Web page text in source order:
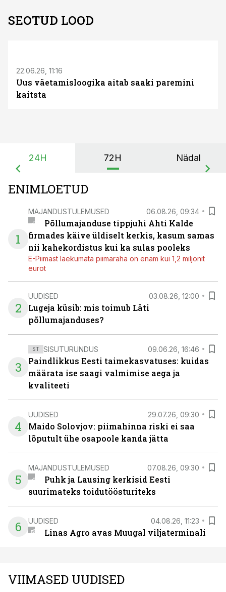
SEOTUD LOOD
22.06.26, 11:16
Uus väetamisloogika aitab saaki paremini
kaitsta
24H 72H Nädal
ENIMLOETUD
1
MAJANDUSTULEMUSED 06.08.26, 09:34
Põllumajanduse tippjuhi Ahti Kalde
firmades käive üldiselt kerkis, kasum samas
nii kahekordistus kui ka sulas pooleks
E-Piimast laekumata piimaraha on enam kui 1,2 miljonit
eurot
2
UUDISED 03.08.26, 12:00
Lugeja küsib: mis toimub Läti
põllumajanduses?
3
ST SISUTURUNDUS 09.06.26, 16:46
Paindlikkus Eesti taimekasvatuses: kuidas
määrata ise saagi valmimise aega ja
kvaliteeti
4
UUDISED 29.07.26, 09:30
Maido Solovjov: piimahinna riski ei saa
lõputult ühe osapoole kanda jätta
5
MAJANDUSTULEMUSED 07.08.26, 09:30
Puhk ja Lausing kerkisid Eesti
suurimateks toidutöösturiteks
6 UUDISED 04.08.26, 11:23
Linas Agro avas Muugal viljaterminali
VIIMASED UUDISED